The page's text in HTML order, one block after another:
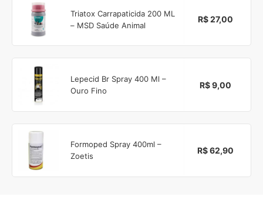
Triatox Carrapaticida 200 ML
– MSD Saúde Animal
R$ 27,00
Lepecid Br Spray 400 Ml –
Ouro Fino
R$ 9,00
Formoped Spray 400ml –
Zoetis
R$ 62,90